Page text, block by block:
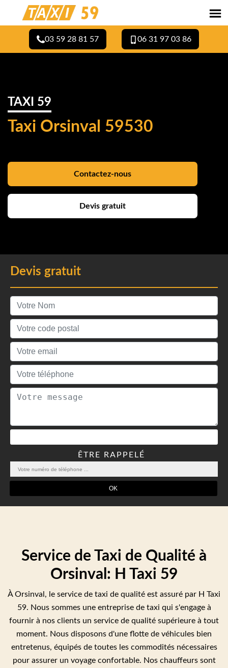
03 59 28 81 57 06 31 97 03 86
TAXI 59
Taxi Orsinval 59530
Contactez-nous
Devis gratuit
Devis gratuit
ÊTRE RAPPELÉ
Service de Taxi de Qualité à
Orsinval: H Taxi 59
À Orsinval, le service de taxi de qualité est assuré par H Taxi
59. Nous sommes une entreprise de taxi qui s'engage à
fournir à nos clients un service de qualité supérieure à tout
moment. Nous disposons d'une flotte de véhicules bien
entretenus, équipés de toutes les commodités nécessaires
pour assurer un voyage confortable. Nos chauffeurs sont